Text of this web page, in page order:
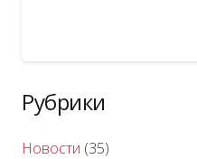
Рубрики
Новости (35)